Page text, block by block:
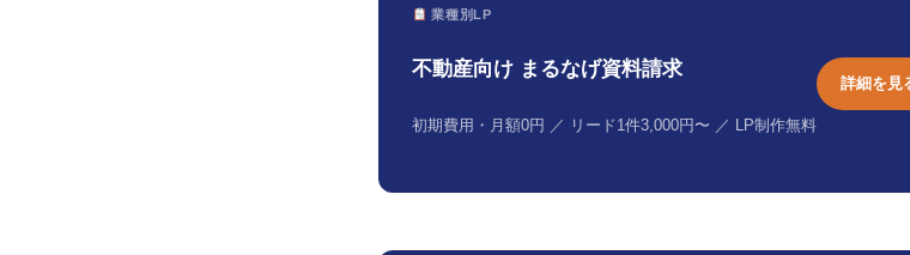
業種別LP
不動産向け まるなげ資料請求
初期費用・月額0円 ／ リード1件3,000円〜 ／ LP制作無料
詳細を見